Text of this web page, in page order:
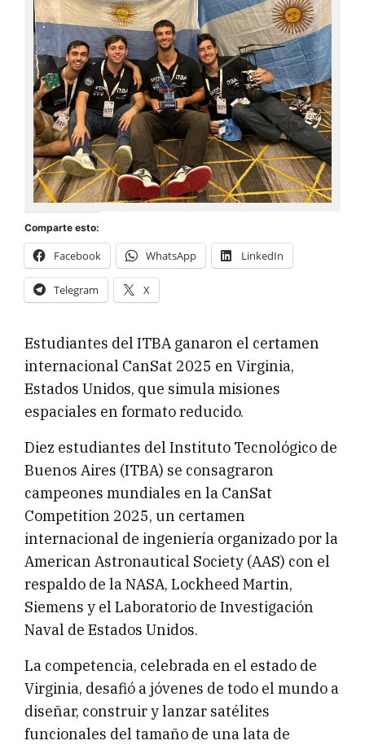
Comparte esto:
Facebook WhatsApp LinkedIn
Telegram X
Estudiantes del ITBA ganaron el certamen
internacional CanSat 2025 en Virginia,
Estados Unidos, que simula misiones
espaciales en formato reducido.
Diez estudiantes del Instituto Tecnológico de
Buenos Aires (ITBA) se consagraron
campeones mundiales en la CanSat
Competition 2025, un certamen
internacional de ingeniería organizado por la
American Astronautical Society (AAS) con el
respaldo de la NASA, Lockheed Martin,
Siemens y el Laboratorio de Investigación
Naval de Estados Unidos.
La competencia, celebrada en el estado de
Virginia, desafió a jóvenes de todo el mundo a
diseñar, construir y lanzar satélites
funcionales del tamaño de una lata de